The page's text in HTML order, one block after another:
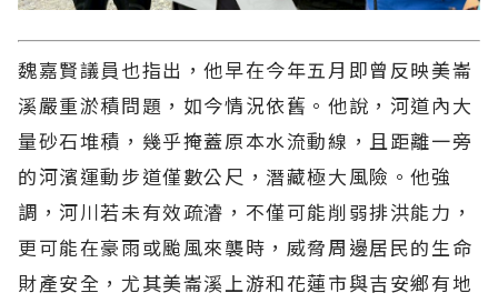
魏嘉賢議員也指出，他早在今年五月即曾反映美崙
溪嚴重淤積問題，如今情況依舊。他說，河道內大
量砂石堆積，幾乎掩蓋原本水流動線，且距離一旁
的河濱運動步道僅數公尺，潛藏極大風險。他強
調，河川若未有效疏濬，不僅可能削弱排洪能力，
更可能在豪雨或颱風來襲時，威脅周邊居民的生命
財產安全，尤其美崙溪上游和花蓮市與吉安鄉有地